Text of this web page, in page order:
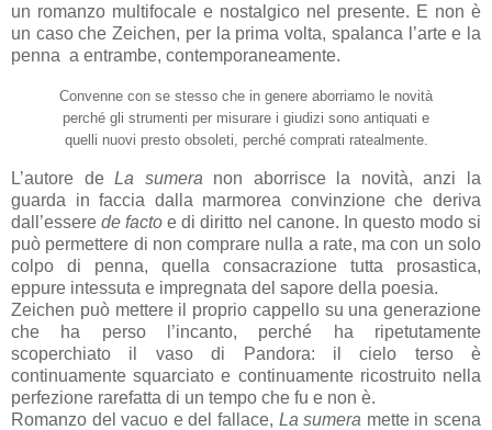
un romanzo multifocale e nostalgico nel presente. E non è
un caso che Zeichen, per la prima volta, spalanca l’arte e la
penna a entrambe, contemporaneamente.
Convenne con se stesso che in genere aborriamo le novità
perché gli strumenti per misurare i giudizi sono antiquati e
quelli nuovi presto obsoleti, perché comprati ratealmente.
L’autore deLa sumera non aborrisce la novità, anzi la
guarda in faccia dalla marmorea convinzione che deriva
dall’esserede facto e di diritto nel canone. In questo modo si
può permettere di non comprare nulla a rate, ma con un solo
colpo di penna, quella consacrazione tutta prosastica,
eppure intessuta e impregnata del sapore della poesia.
Zeichen può mettere il proprio cappello su una generazione
che ha perso l’incanto, perché ha ripetutamente
scoperchiato il vaso di Pandora: il cielo terso è
continuamente squarciato e continuamente ricostruito nella
perfezione rarefatta di un tempo che fu e non è.
Romanzo del vacuo e del fallace, La sumera mette in scena